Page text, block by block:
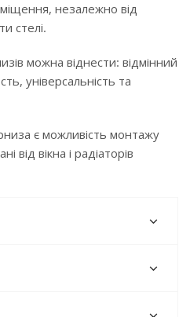
незалежно від
стелі.
можна віднести: відмінний
універсальність та
є можливість монтажу
від вікна і радіаторів